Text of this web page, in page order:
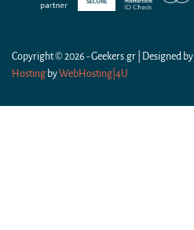
Copyright © 2026 - Geekers.gr | Designed by
Hosting byWebHosting|4U